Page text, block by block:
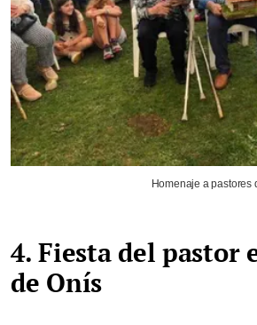
Homenaje a
4. Fiesta del pastor
de Onís